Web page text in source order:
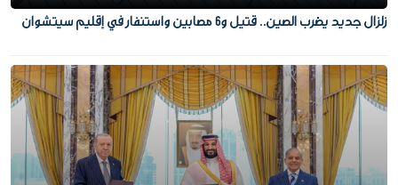
زلزال جديد يضرب الصين.. قتيل و6 مصابين واستنفار في إقليم سيتشوان